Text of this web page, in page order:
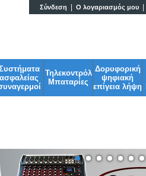
Σύνδεση Ο λογαριασμός μου
ασφαλείας
Τηλεκοντρόλ
Μπαταρίες
Δορυφορική
ψηφιακή
επίγεια λήψη